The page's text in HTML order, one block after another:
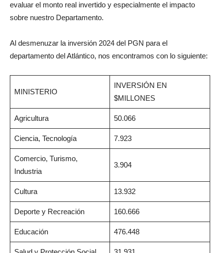
evaluar el monto real invertido y especialmente el impacto
sobre nuestro Departamento.
Al desmenuzar la inversión 2024 del PGN para el
departamento del Atlántico, nos encontramos con lo siguiente:
MINISTERIO
INVERSIÓN EN
$MILLONES
Agricultura 50.066
Ciencia, Tecnología 7.923
Comercio, Turismo,
Industria
3.904
Cultura 13.932
Deporte y Recreación 160.666
Educación 476.448